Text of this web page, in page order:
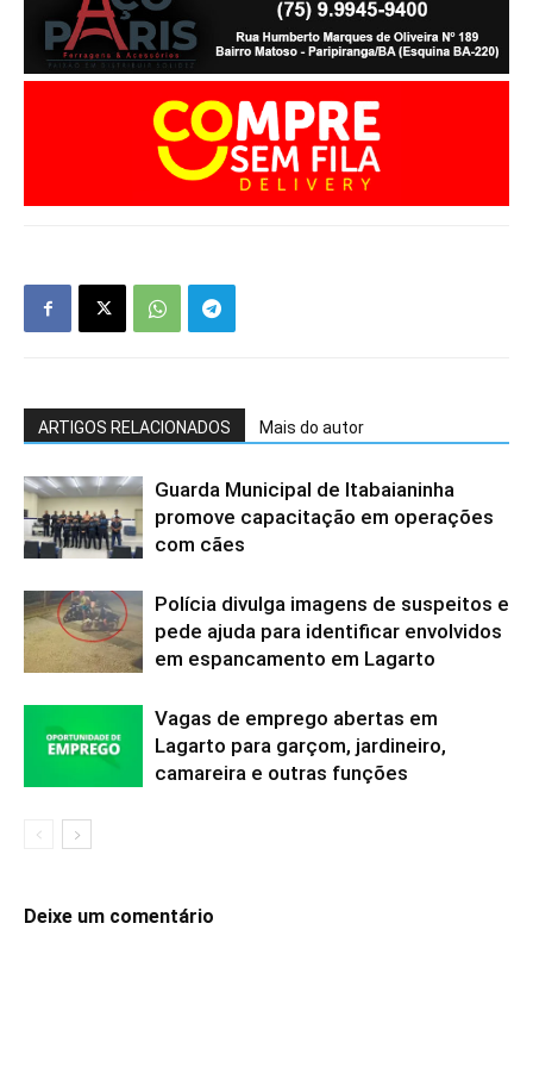
ARTIGOS RELACIONADOS Mais do autor
Guarda Municipal de Itabaianinha
promove capacitação em operações
com cães
Polícia divulga imagens de suspeitos e
pede ajuda para identificar envolvidos
em espancamento em Lagarto
Vagas de emprego abertas em
Lagarto para garçom, jardineiro,
camareira e outras funções
Deixe um comentário